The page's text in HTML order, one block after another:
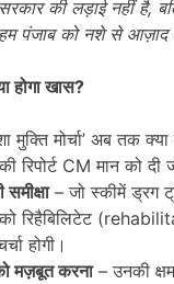
की लड़ाई नहीं है,
हम पंजाब को नशे से आज़ाद
होगा खास?
मुक्ति मोर्चा’ अब तक
रिपोर्ट CM मान को दी
– जो स्कीमें ड्रग
रिहैबिलिटेट
होगी।
मज़बूत करना– उनकी